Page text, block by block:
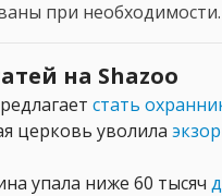
при необходимости.
на Shazoo
стать
церковь уволила
упала ниже 60 тысяч